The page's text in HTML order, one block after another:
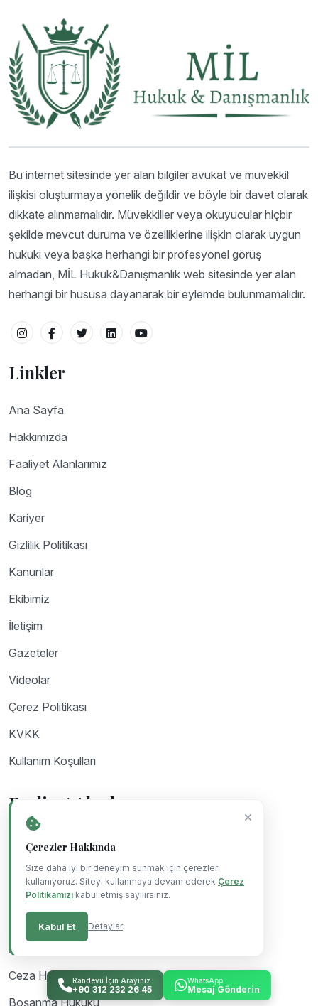
Randevu İçin Arayınız
+90 312 232 26 45
WhatsApp
Mesaj Gönderin
Bu internet sitesinde yer alan bilgiler avukat ve müvekkil
ilişkisi oluşturmaya yönelik değildir ve böyle bir davet olarak
dikkate alınmamalıdır. Müvekkiller veya okuyucular hiçbir
şekilde mevcut duruma ve özelliklerine ilişkin olarak uygun
hukuki veya başka herhangi bir profesyonel görüş
almadan, MİL Hukuk&Danışmanlık web sitesinde yer alan
herhangi bir hususa dayanarak bir eylemde bulunmamalıdır.
Linkler
Ana Sayfa
Hakkımızda
Faaliyet Alanlarımız
Blog
Kariyer
Gizlilik Politikası
Kanunlar
Ekibimiz
İletişim
Gazeteler
Videolar
Çerez Politikası
KVKK
Kullanım Koşulları
Faaliyet Alanlarımız
Akademik Personel Hukuku
İdare Hukuku
Polis, Asker ve Memur Hukuku
Kurumsal İdare Hukuku ve Regülasyon Yönetimi
Askeri Ceza Hukuku
Ceza Hukuku
Boşanma Hukuku
Çerezler Hakkında
Size daha iyi bir deneyim sunmak için çerezler
kullanıyoruz. Siteyi kullanmaya devam ederek Çerez
Politikamızı kabul etmiş sayılırsınız.
Kabul Et Detaylar